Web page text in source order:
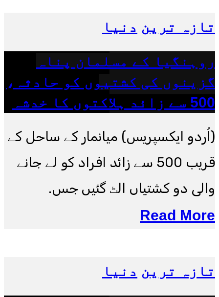
تازہ ترین دنیا
روہنگیا کے مسلمان پناہ
گزینوں کی کشتیوں کو حادثہ،
500 سے زائد ہلاکتوں کا خدشہ
(اُردو ایکسپریس) میانمار کے ساحل کے
قریب 500 سے زائد افراد کو لے جانے
والی دو کشتیاں الٹ گئیں جس.
Read More
تازہ ترین دنیا